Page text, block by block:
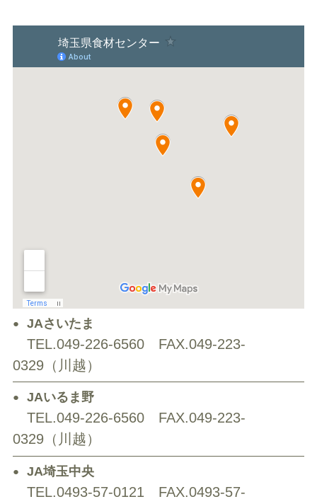
JAさいたま
TEL.049-226-6560
FAX.049-223-
0329（川越）
JAいるま野
TEL.049-226-6560
FAX.049-223-
0329（川越）
JA埼玉中央
TEL.0493-57-0121
FAX.0493-57-